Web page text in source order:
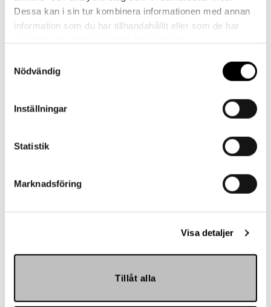
Dessa kan i sin tur kombinera informationen med annan
information som du har tillhandahållit eller som de har
Nödvändig
Inställningar
Statistik
Marknadsföring
Visa detaljer
Tillåt alla
Landskrona BoIS